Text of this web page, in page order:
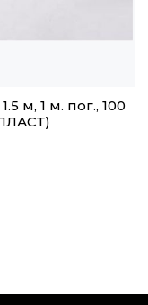
м, 1 м. пог., 100